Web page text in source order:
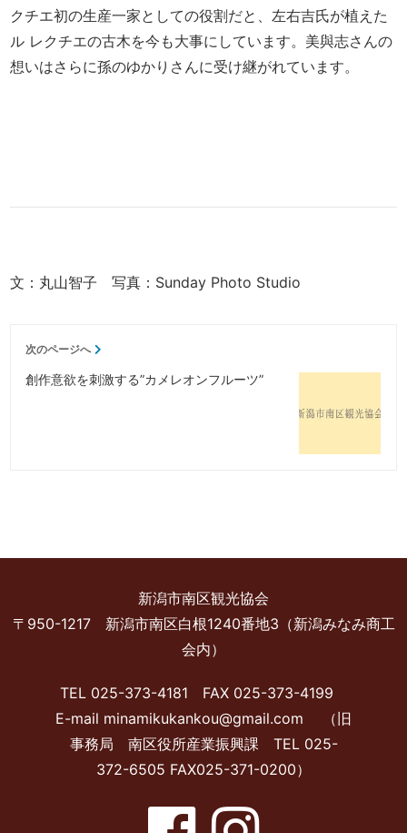
クチエ初の生産一家としての役割だと、左右吉氏が植えた
ル レクチエの古木を今も大事にしています。美與志さんの
想いはさらに孫のゆかりさんに受け継がれています。
文：丸山智子 写真：Sunday Photo Studio
次のページへ
創作意欲を刺激する”カメレオンフルーツ”
新潟市南区観光協会
〒950-1217 新潟市南区白根1240番地3（新潟みなみ商工
会内）
TEL 025-373-4181 FAX 025-373-4199
E-mail minamikukankou@gmail.com （旧
事務局 南区役所産業振興課 TEL 025-
372-6505 FAX025-371-0200）